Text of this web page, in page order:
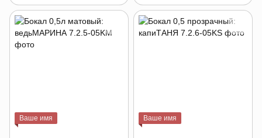
Ваше имя Ваше имя